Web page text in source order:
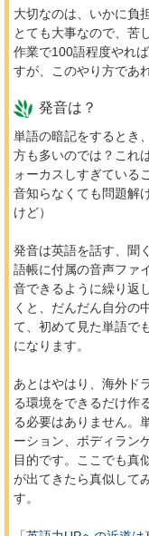
大切なのは、いかに負
とても大事なので、苦
作業で100語程度やれ
すが、このやり方であ
発音は？
単語の暗記をするとき
方も多いのでは？これ
ォーカスしすぎている
音知らなくても問題解
けど）
発音は英語を話す、聞
語帳に付属の音声ファ
音できるように繰り返
くと、だんだん自分の
て、初めて見た単語で
になります。
あとはやはり、海外ド
る環境をできるだけ作
る必要はありません。
ーション、ボディラン
目的です。ここでも真
が出てきたら真似して
す。